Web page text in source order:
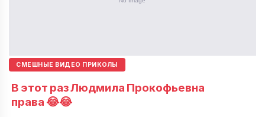
СМЕШНЫЕ ВИДЕО ПРИКОЛЫ
В этот раз Людмила Прокофьевна
права 😂😂